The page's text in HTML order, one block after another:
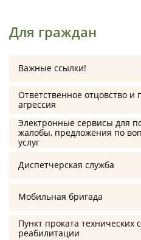
Для граждан
Важные ссылки!
Ответственное отцовство и
агрессия
Электронные сервисы для
жалобы, предложения по
услуг
Диспетчерская служба
Мобильная бригада
Пункт проката технических
реабилитации